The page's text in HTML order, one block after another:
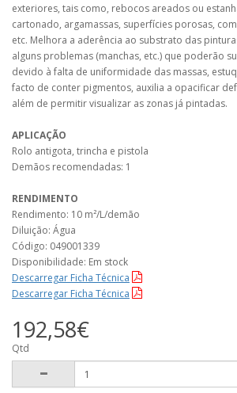
exteriores, tais como, rebocos areados ou
cartonado, argamassas, superfícies porosas,
etc. Melhora a aderência ao substrato das
alguns problemas (manchas, etc.) que poderão
devido à falta de uniformidade das massas,
facto de conter pigmentos, auxilia a opacificar
além de permitir visualizar as zonas já pintadas.
APLICAÇÃO
Rolo antigota, trincha e pistola
Demãos recomendadas: 1
RENDIMENTO
Rendimento: 10 m²/L/demão
Diluição: Água
Código: 049001339
Disponibilidade: Em stock
Descarregar Ficha Técnica
Descarregar Ficha Técnica
192,58€
Qtd